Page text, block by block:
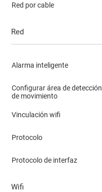
Red por cable
Red
Alarma inteligente
Configurar área de detección
de movimiento
Vinculación wifi
Protocolo
Protocolo de interfaz
Wifi